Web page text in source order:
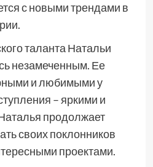
с новыми трендами в
таланта Натальи
незамеченным. Ее
и любимыми у
– яркими и
продолжает
своих поклонников
проектами.